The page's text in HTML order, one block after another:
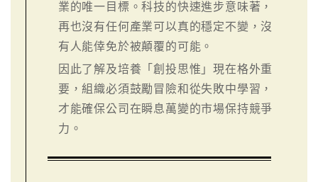
業的唯一目標。科技的快速進步意味著，
再也沒有任何產業可以真的穩定不變，沒
有人能倖免於被顛覆的可能。
因此了解及培養「創投思惟」現在格外重
要，組織必須鼓勵冒險和從失敗中學習，
才能確保公司在瞬息萬變的市場保持競爭
力。